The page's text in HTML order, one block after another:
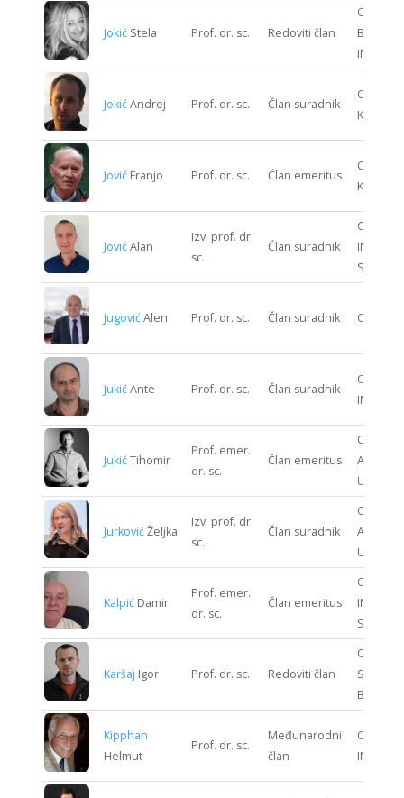
Jokić Stela Prof. dr. sc. Redoviti član
ODJEL
JokićAndrej Prof. dr. sc. Član suradnik
ODJEL
Jović Franjo Prof. dr. sc. Član emeritus
ODJEL
JovićAlan
Izv. prof. dr.
sc.
Član suradnik
ODJEL
JugovićAlen Prof. dr. sc. Član suradnik ODJEL
JukićAnte Prof. dr. sc. Član suradnik
ODJEL
JukićTihomir
Prof. emer.
dr. sc.
Član emeritus
ODJEL
JurkovićŽeljka
Izv. prof. dr.
sc.
Član suradnik
ODJEL
Kalpić Damir
Prof. emer.
dr. sc.
Član emeritus
ODJEL
Karšaj Igor Prof. dr. sc. Redoviti član
ODJEL
Kipphan
Helmut
Prof. dr. sc.
Međunarodni
član
ODJEL